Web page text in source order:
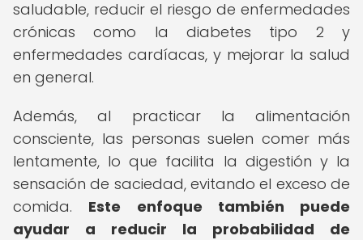
saludable, reducir el riesgo de enfermedades
crónicas como la diabetes tipo 2 y
enfermedades cardíacas, y mejorar la salud
en general.
Además, al practicar la alimentación
consciente, las personas suelen comer más
lentamente, lo que facilita la digestión y la
sensación de saciedad, evitando el exceso de
comida. Este enfoque también puede
ayudar a reducir la probabilidad de